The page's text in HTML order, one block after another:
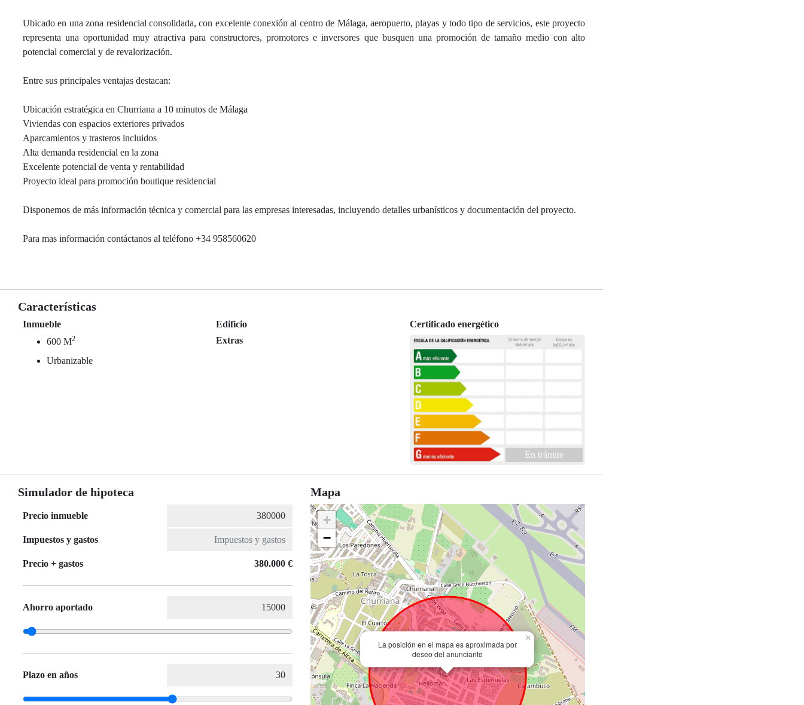
Ubicado en una zona residencial consolidada, con excelente conexión al centro de Málaga, aeropuerto, playas y todo tipo de servicios, este proyecto
representa una oportunidad muy atractiva para constructores, promotores e inversores que busquen una promoción de tamaño medio con alto
potencial comercial y de revalorización.
Entre sus principales ventajas destacan:
Ubicación estratégica en Churriana a 10 minutos de Málaga
Viviendas con espacios exteriores privados
Aparcamientos y trasteros incluidos
Alta demanda residencial en la zona
Excelente potencial de venta y rentabilidad
Proyecto ideal para promoción boutique residencial
Disponemos de más información técnica y comercial para las empresas interesadas, incluyendo detalles urbanísticos y documentación del proyecto.
Para mas información contáctanos al teléfono +34 958560620
Características
Inmueble
600 M2
Urbanizable
Edificio
Extras
Certificado energético
En trámite
Simulador de hipoteca
Precio inmueble
Impuestos y gastos
Precio + gastos 380.000 €
Ahorro aportado
Plazo en años
Mapa
La posición en el mapa es aproximada por
deseo del anunciante
×
+
−